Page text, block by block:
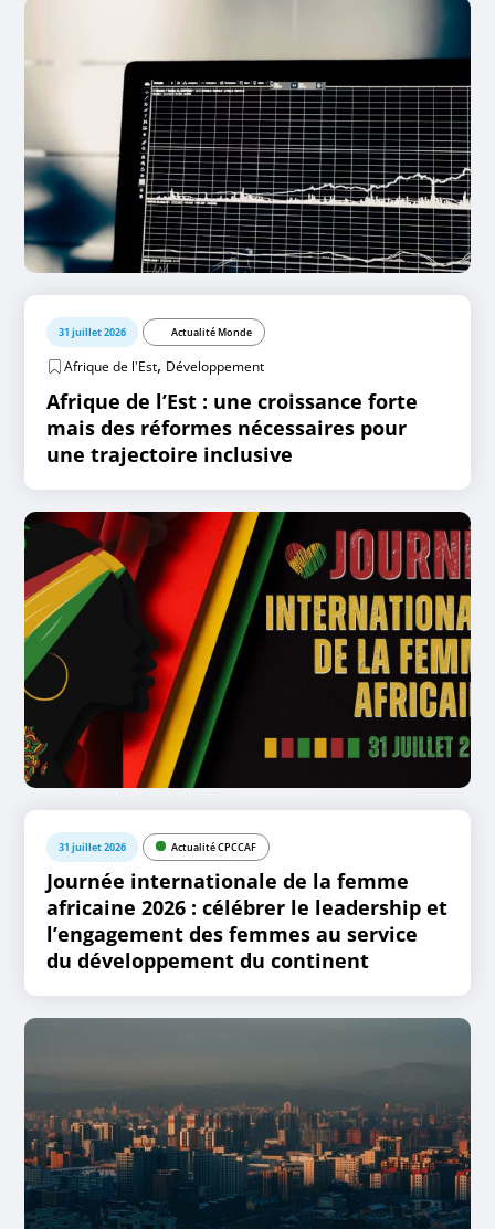
31 juillet 2026 Actualité Monde
Afrique de l'Est, Développement
Afrique de l’Est : une croissance forte
mais des réformes nécessaires pour
une trajectoire inclusive
31 juillet 2026 Actualité CPCCAF
Journée internationale de la femme
africaine 2026 : célébrer le leadership et
l’engagement des femmes au service
du développement du continent